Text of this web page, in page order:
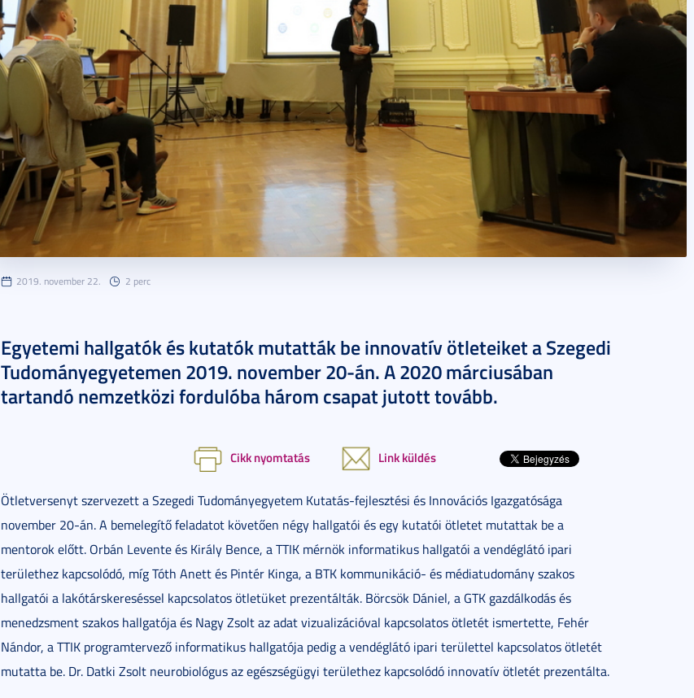
2019. november 22. 2 perc
Egyetemi hallgatók és kutatók mutatták be innovatív ötleteiket a Szegedi
Tudományegyetemen 2019. november 20-án. A 2020 márciusában
tartandó nemzetközi fordulóba három csapat jutott tovább.
Cikk nyomtatás Link küldés
Ötletversenyt szervezett a Szegedi Tudományegyetem Kutatás-fejlesztési és Innovációs Igazgatósága
november 20-án. A bemelegítő feladatot követően négy hallgatói és egy kutatói ötletet mutattak be a
mentorok előtt. Orbán Levente és Király Bence, a TTIK mérnök informatikus hallgatói a vendéglátó ipari
területhez kapcsolódó, míg Tóth Anett és Pintér Kinga, a BTK kommunikáció- és médiatudomány szakos
hallgatói a lakótárskereséssel kapcsolatos ötletüket prezentálták. Börcsök Dániel, a GTK gazdálkodás és
menedzsment szakos hallgatója és Nagy Zsolt az adat vizualizációval kapcsolatos ötletét ismertette, Fehér
Nándor, a TTIK programtervező informatikus hallgatója pedig a vendéglátó ipari területtel kapcsolatos ötletét
mutatta be. Dr. Datki Zsolt neurobiológus az egészségügyi területhez kapcsolódó innovatív ötletét prezentálta.